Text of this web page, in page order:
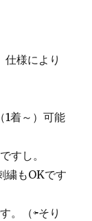
仕様により
1着～）可能
すし。
繍もOKです
。（⇦そり